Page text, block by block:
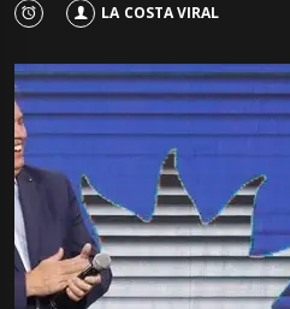
LA COSTA VIRAL